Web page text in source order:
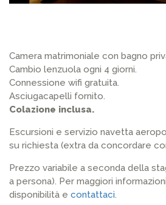
Camera matrimoniale con bagno
Cambio lenzuola ogni 4 giorni.
Connessione wifi gratuita.
Asciugacapelli fornito.
Colazione inclusa.
Escursioni e servizio navetta
su richiesta (extra da concordare
Prezzo variabile a seconda della
a persona). Per maggiori
disponibilità e contattaci.